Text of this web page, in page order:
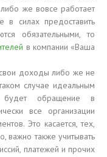
же вовсе работает
силах предоставить
обязательными, то
в компании «Ваша
доходы либо же не
случае идеальным
будет обращение в
все организации
Это касается, тех,
важно также учитывать
платежей и прочих